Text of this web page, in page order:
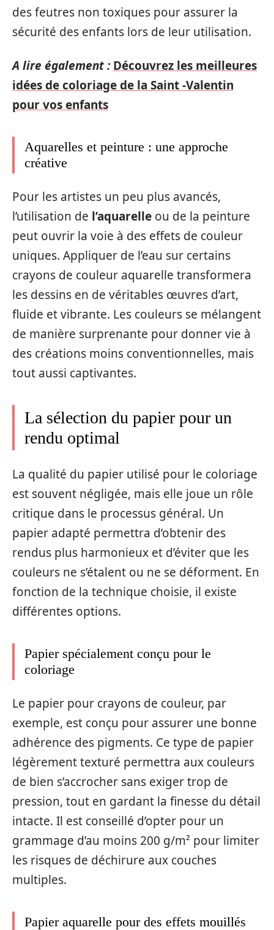
des feutres non toxiques pour assurer la
sécurité des enfants lors de leur utilisation.
A lire également : Découvrez les meilleures
idées de coloriage de la Saint -Valentin
pour vos enfants
Aquarelles et peinture : une approche
créative
Pour les artistes un peu plus avancés,
l’utilisation de l’aquarelle ou de la peinture
peut ouvrir la voie à des effets de couleur
uniques. Appliquer de l’eau sur certains
crayons de couleur aquarelle transformera
les dessins en de véritables œuvres d’art,
fluide et vibrante. Les couleurs se mélangent
de manière surprenante pour donner vie à
des créations moins conventionnelles, mais
tout aussi captivantes.
La sélection du papier pour un
rendu optimal
La qualité du papier utilisé pour le coloriage
est souvent négligée, mais elle joue un rôle
critique dans le processus général. Un
papier adapté permettra d’obtenir des
rendus plus harmonieux et d’éviter que les
couleurs ne s’étalent ou ne se déforment. En
fonction de la technique choisie, il existe
différentes options.
Papier spécialement conçu pour le
coloriage
Le papier pour crayons de couleur, par
exemple, est conçu pour assurer une bonne
adhérence des pigments. Ce type de papier
légèrement texturé permettra aux couleurs
de bien s’accrocher sans exiger trop de
pression, tout en gardant la finesse du détail
intacte. Il est conseillé d’opter pour un
grammage d’au moins 200 g/m² pour limiter
les risques de déchirure aux couches
multiples.
Papier aquarelle pour des effets mouillés